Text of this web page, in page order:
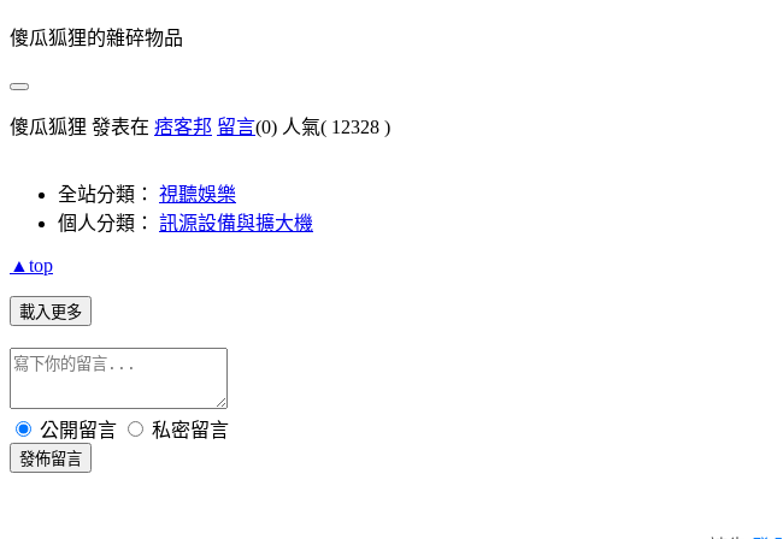
傻瓜狐狸的雜碎物品
傻瓜狐狸 發表在 痞客邦 留言(0) 人氣( 12328 )
全站分類： 視聽娛樂
個人分類： 訊源設備與擴大機
▲top
載入更多
公開留言 私密留言
發佈留言